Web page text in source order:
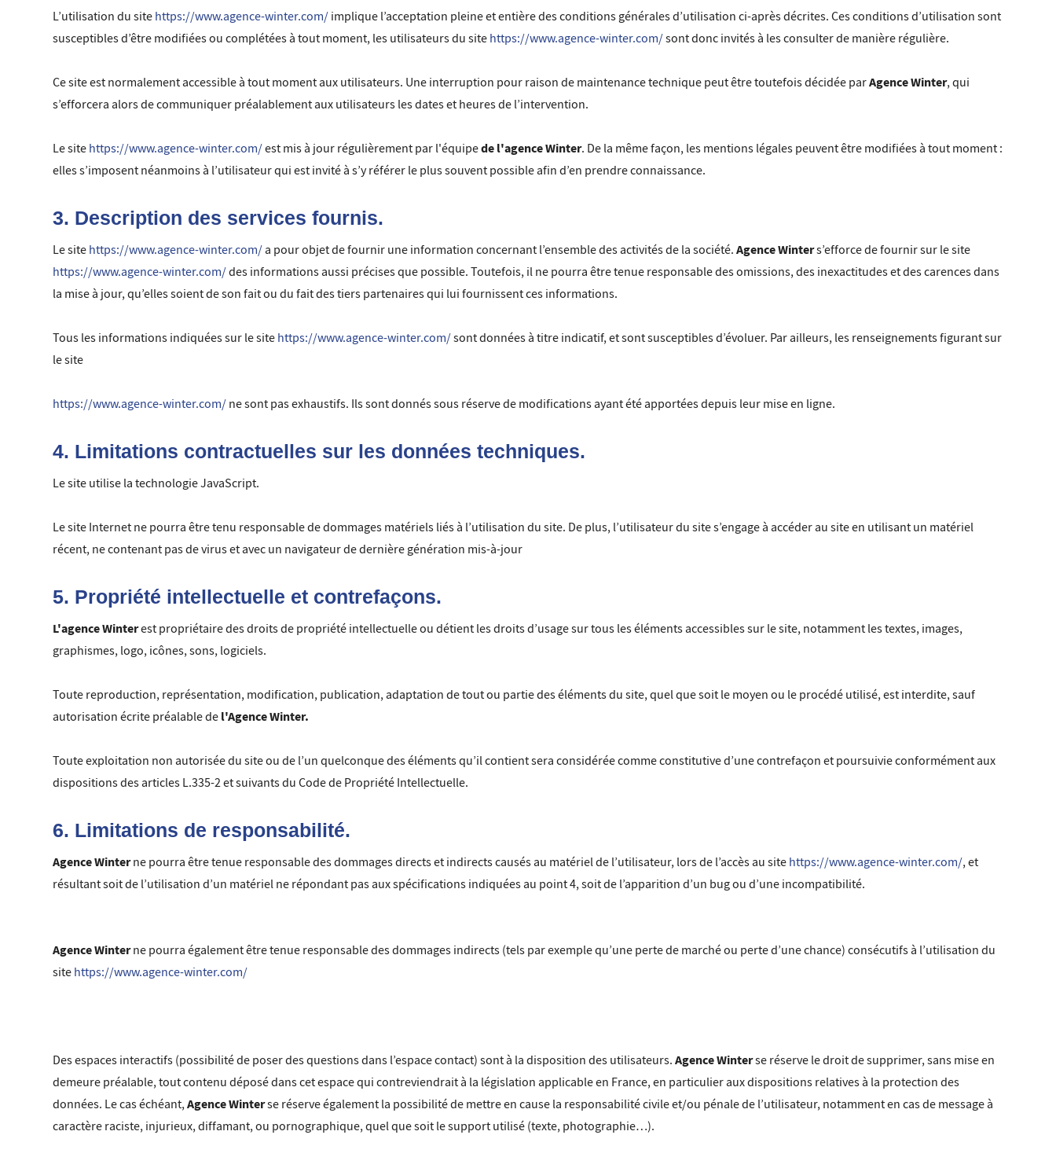
L’utilisation du site https://www.agence-winter.com/ implique l’acceptation pleine et entière des conditions générales d’utilisation ci-après décrites. Ces conditions d’utilisation sont
susceptibles d’être modifiées ou complétées à tout moment, les utilisateurs du site https://www.agence-winter.com/sont donc invités à les consulter de manière régulière.
Ce site est normalement accessible à tout moment aux utilisateurs. Une interruption pour raison de maintenance technique peut être toutefois décidée parAgence Winter, qui
s’efforcera alors de communiquer préalablement aux utilisateurs les dates et heures de l’intervention.
Le site https://www.agence-winter.com/est mis à jour régulièrement par l'équipede l'agence Winter. De la même façon, les mentions légales peuvent être modifiées à tout moment :
elles s’imposent néanmoins à l’utilisateur qui est invité à s’y référer le plus souvent possible afin d’en prendre connaissance.
3. Description des services fournis.
Le site https://www.agence-winter.com/a pour objet de fournir une information concernant l’ensemble des activités de la société.Agence Winters’efforce de fournir sur le site
https://www.agence-winter.com/des informations aussi précises que possible. Toutefois, il ne pourra être tenue responsable des omissions, des inexactitudes et des carences dans
la mise à jour, qu’elles soient de son fait ou du fait des tiers partenaires qui lui fournissent ces informations.
Tous les informations indiquées sur le site https://www.agence-winter.com/sont données à titre indicatif, et sont susceptibles d’évoluer. Par ailleurs, les renseignements figurant sur
le site
https://www.agence-winter.com/ ne sont pas exhaustifs. Ils sont donnés sous réserve de modifications ayant été apportées depuis leur mise en ligne.
4. Limitations contractuelles sur les données techniques.
Le site utilise la technologie JavaScript.
Le site Internet ne pourra être tenu responsable de dommages matériels liés à l’utilisation du site. De plus, l’utilisateur du site s’engage à accéder au site en utilisant un matériel
récent, ne contenant pas de virus et avec un navigateur de dernière génération mis-à-jour
5. Propriété intellectuelle et contrefaçons.
L'agence Winterest propriétaire des droits de propriété intellectuelle ou détient les droits d’usage sur tous les éléments accessibles sur le site, notamment les textes, images,
graphismes, logo, icônes, sons, logiciels.
Toute reproduction, représentation, modification, publication, adaptation de tout ou partie des éléments du site, quel que soit le moyen ou le procédé utilisé, est interdite, sauf
autorisation écrite préalable de l'Agence Winter.
Toute exploitation non autorisée du site ou de l’un quelconque des éléments qu’il contient sera considérée comme constitutive d’une contrefaçon et poursuivie conformément aux
dispositions des articles L.335-2 et suivants du Code de Propriété Intellectuelle.
6. Limitations de responsabilité.
Agence Winterne pourra être tenue responsable des dommages directs et indirects causés au matériel de l’utilisateur, lors de l’accès au site https://www.agence-winter.com/, et
résultant soit de l’utilisation d’un matériel ne répondant pas aux spécifications indiquées au point 4, soit de l’apparition d’un bug ou d’une incompatibilité.
Agence Winterne pourra également être tenue responsable des dommages indirects (tels par exemple qu’une perte de marché ou perte d’une chance) consécutifs à l’utilisation du
site https://www.agence-winter.com/
Des espaces interactifs (possibilité de poser des questions dans l’espace contact) sont à la disposition des utilisateurs.Agence Winterse réserve le droit de supprimer, sans mise en
demeure préalable, tout contenu déposé dans cet espace qui contreviendrait à la législation applicable en France, en particulier aux dispositions relatives à la protection des
données. Le cas échéant,Agence Winterse réserve également la possibilité de mettre en cause la responsabilité civile et/ou pénale de l’utilisateur, notamment en cas de message à
caractère raciste, injurieux, diffamant, ou pornographique, quel que soit le support utilisé (texte, photographie…).